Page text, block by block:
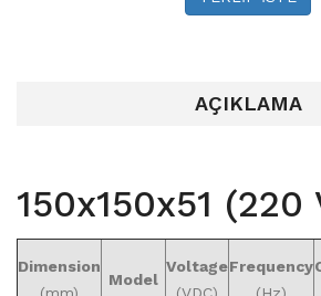
AÇIKLAMA
150x150x51 (220
Dimension
Model
VoltageFrequency